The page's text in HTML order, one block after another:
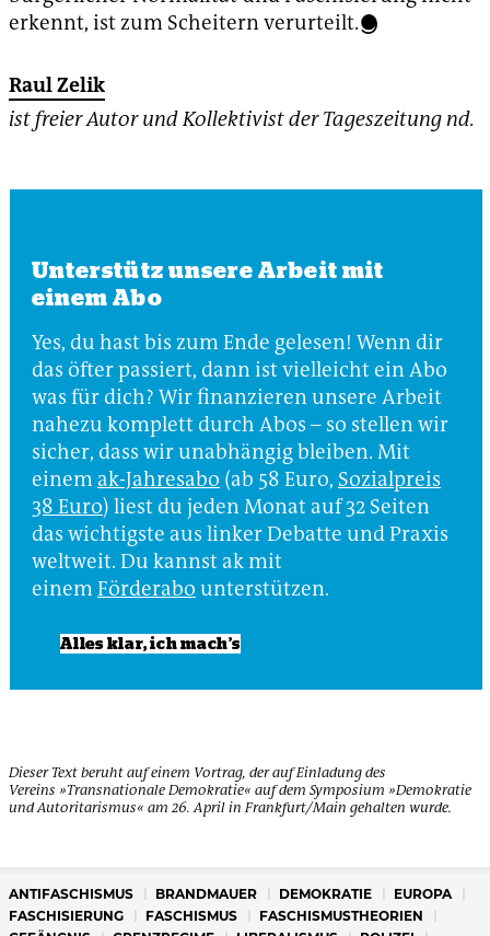
erkennt, ist zum Scheitern verurteilt.
Raul Zelik
ist freier Autor und Kollektivist der Tageszeitung nd.
Unterstütz unsere Arbeit mit
einem Abo
Yes, du hast bis zum Ende gelesen! Wenn dir
das öfter passiert, dann ist vielleicht ein Abo
was für dich? Wir finanzieren unsere Arbeit
nahezu komplett durch Abos – so stellen wir
sicher, dass wir unabhängig bleiben. Mit
einemak-Jahresabo (ab 58 Euro, Sozialpreis
38 Euro) liest du jeden Monat auf 32 Seiten
das wichtigste aus linker Debatte und Praxis
weltweit. Du kannst ak mit
einemFörderabo unterstützen.
Alles klar, ich mach’s
Dieser Text beruht auf einem Vortrag, der auf Einladung des
Vereins »Transnationale Demokratie« auf dem Symposium »Demokratie
und Autoritarismus« am 26. April in Frankfurt/Main gehalten wurde.
ANTIFASCHISMUS BRANDMAUER DEMOKRATIE
EUROPA
FASCHISIERUNG
FASCHISMUS
FASCHISMUSTHEORIEN